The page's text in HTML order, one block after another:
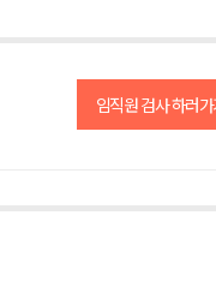
임직원 검사 하러